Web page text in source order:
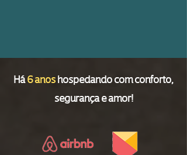
Há6 anoshospedando com conforto,
segurança e amor!